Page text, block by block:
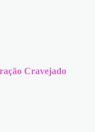
Cravejado